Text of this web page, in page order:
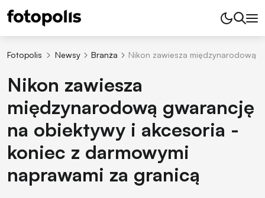
Fotopolis Newsy Branża Nikon zawiesza międzynarodową
Nikon zawiesza
międzynarodową gwarancję
na obiektywy i akcesoria -
koniec z darmowymi
naprawami za granicą